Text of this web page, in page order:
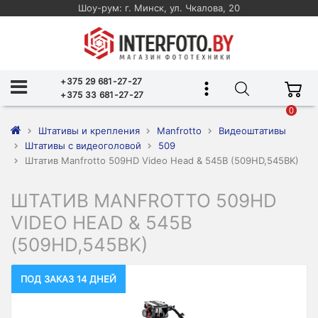
Шоу-рум: г. Минск, ул. Чкалова, 20
+375 29 681-27-27
+375 33 681-27-27
0
Штативы и крепления Manfrotto
Видеоштативы
Штативы с видеоголовой
509
Штатив Manfrotto 509HD Video Head & 545B (509HD,545BK)
ШТАТИВ MANFROTTO 509HD
VIDEO HEAD & 545B
(509HD,545BK)
ПОД ЗАКАЗ 14 ДНЕЙ